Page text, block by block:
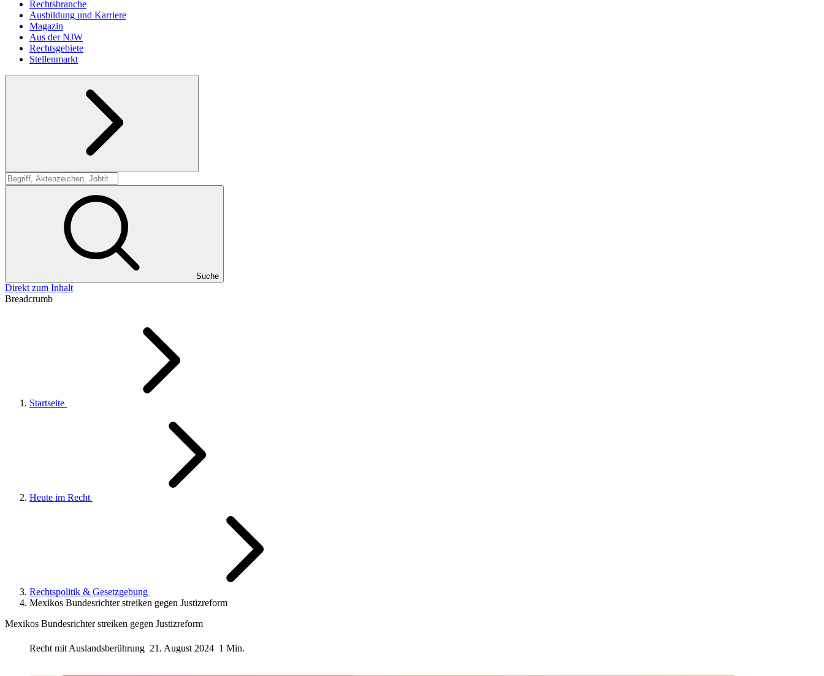
Rechtsbranche
Ausbildung und Karriere
Magazin
Aus der NJW
Rechtsgebiete
Stellenmarkt
Suche
Suche
Direkt zum Inhalt
Breadcrumb
Startseite
Heute im Recht
Rechtspolitik & Gesetzgebung
Mexikos Bundesrichter streiken gegen Justizreform
Mexikos Bundesrichter streiken gegen Justizreform
Recht mit Auslandsberührung 21. August 2024 1 Min.